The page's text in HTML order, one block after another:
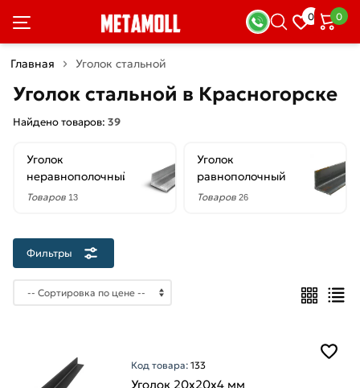
0 0
Главная Уголок стальной
Уголок стальной в Красногорске
Найдено товаров: 39
Уголок
неравнополочный
Товаров 13
Уголок
равнополочный
Товаров 26
Фильтры
Фильтры
×
скидкой
Цена
руб.
Форма
Код товара:133
Уголок 20х20х4 мм